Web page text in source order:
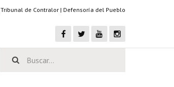
Tribunal de Contralor | Defensoría del Pueblo